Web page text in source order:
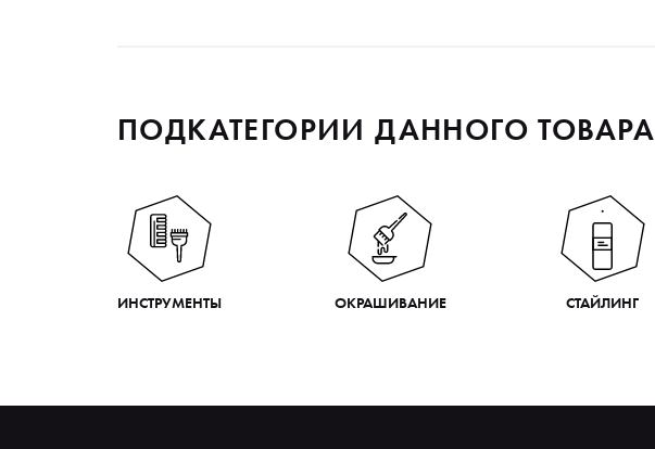
ПОДКАТЕГОРИИ ДАННОГО ТОВАРА
ИНСТРУМЕНТЫ ОКРАШИВАНИЕ СТАЙЛИНГ